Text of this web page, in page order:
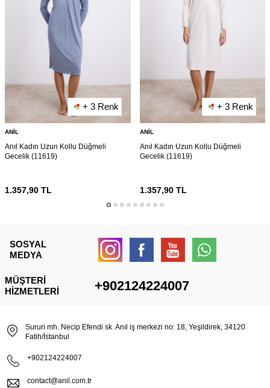
+ 3 Renk
ANIL
Anıl Kadın Uzun Kollu Düğmeli
Gecelik (11619)
1.357,90 TL
+ 3 Renk
ANIL
Anıl Kadın Uzun Kollu Düğmeli
Gecelik (11619)
1.357,90TL
SOSYAL
MEDYA
MÜŞTERI
HIZMETLERI
+902124224007
Sururi mh. Necip Efendi sk. Anıl iş merkezi no: 18, Yeşildirek, 34120
Fatih/İstanbul
+902124224007
contact@anil.com.tr